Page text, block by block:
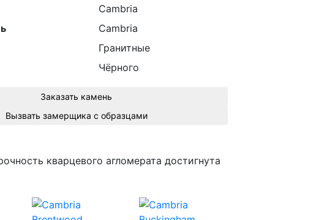
Cambria
Cambria
Гранитные
Чёрного
Заказать камень
Вызвать замерщика с образцами
кварцевого агломерата достигнута